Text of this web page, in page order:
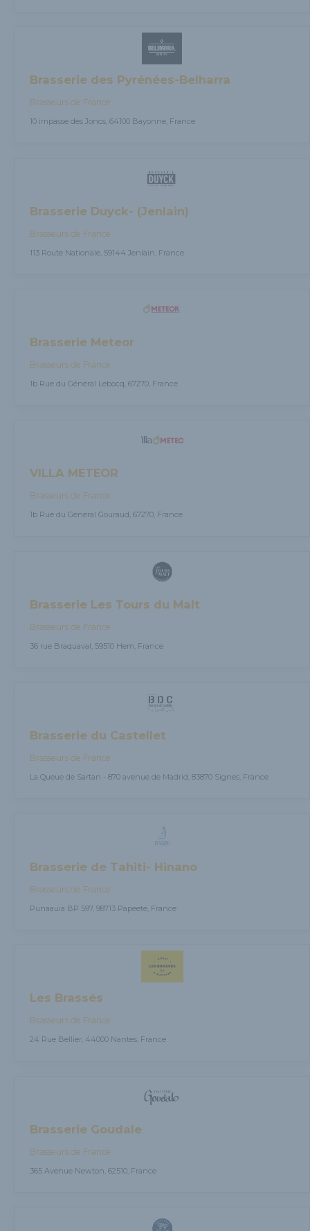
Brasserie des Pyrénées-Belharra
Brasseurs de France
10 impasse des Joncs, 64100 Bayonne, France
Brasserie Duyck- (Jenlain)
Brasseurs de France
113 Route Nationale, 59144 Jenlain, France
Brasserie Meteor
Brasseurs de France
1b Rue du Général Lebocq, 67270, France
VILLA METEOR
Brasseurs de France
1b Rue du Général Gouraud, 67270, France
Brasserie Les Tours du Malt
Brasseurs de France
36 rue Braquaval, 59510 Hem, France
Brasserie du Castellet
Brasseurs de France
La Queue de Sartan - 870 avenue de Madrid, 83870 Signes, France
Brasserie de Tahiti- Hinano
Brasseurs de France
Punaauia BP 597, 98713 Papeete, France
Les Brassés
Brasseurs de France
24 Rue Bellier, 44000 Nantes, France
Brasserie Goudale
Brasseurs de France
365 Avenue Newton, 62510, France